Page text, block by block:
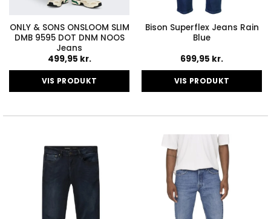
ONLY & SONS ONSLOOM SLIM
DMB 9595 DOT DNM NOOS
Jeans
499,95 kr.
VIS PRODUKT
varianter.
Mulighederne
vælges
på
varesiden
Bison Superflex Jeans Rain
Blue
699,95 kr.
VIS PRODUKT
flere
varianter.
Mulighederne
kan
vælges
på
varesiden